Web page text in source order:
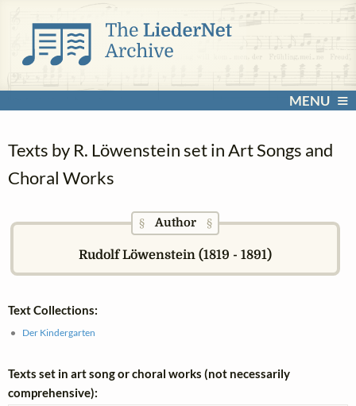
MENU
Texts by R. Löwenstein set in Art Songs and
Choral Works
§ Author§
Rudolf Löwenstein (1819 - 1891)
Text Collections:
Der Kindergarten
Texts set in art song or choral works (not necessarily
comprehensive):